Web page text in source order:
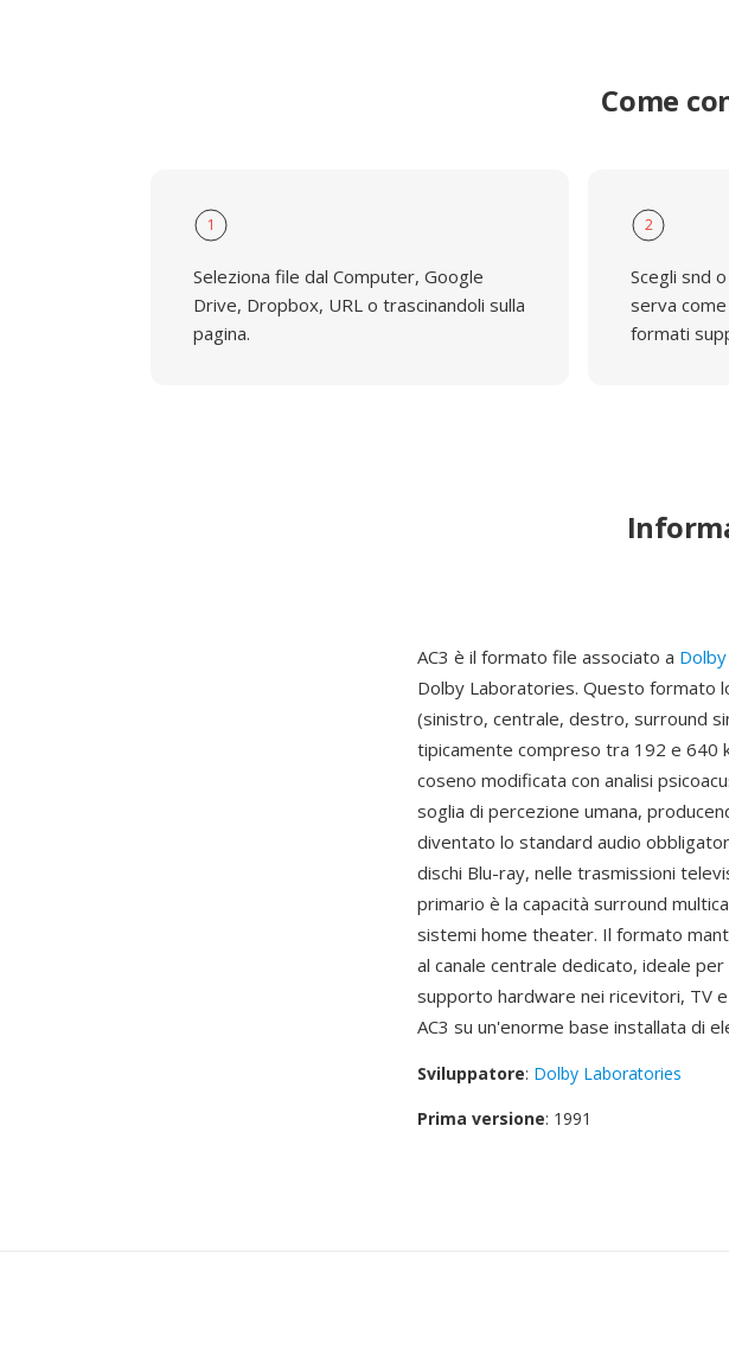
Come
1
Seleziona file dal Computer, Google
Drive, Dropbox, URL o trascinandoli sulla
pagina.
2
Scegli snd
serva
formati
AC3 è il formato file associato a
Dolby Laboratories. Questo formato
(sinistro, centrale, destro, surround
tipicamente compreso tra 192 e 640
coseno modificata con analisi
soglia di percezione umana,
diventato lo standard audio
dischi Blu-ray, nelle trasmissioni
primario è la capacità surround
sistemi home theater. Il formato
al canale centrale dedicato, ideale
supporto hardware nei ricevitori, TV
AC3 su un'enorme base installata di
Sviluppatore: Dolby Laboratories
Prima versione: 1991